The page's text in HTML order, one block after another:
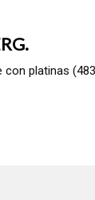
platinas